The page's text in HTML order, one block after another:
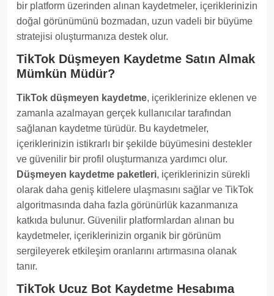
bir platform üzerinden alınan kaydetmeler, içeriklerinizin
doğal görünümünü bozmadan, uzun vadeli bir büyüme
stratejisi oluşturmanıza destek olur.
TikTok Düşmeyen Kaydetme Satın Almak
Mümkün Müdür?
TikTok düşmeyen kaydetme, içeriklerinize eklenen ve
zamanla azalmayan gerçek kullanıcılar tarafından
sağlanan kaydetme türüdür. Bu kaydetmeler,
içeriklerinizin istikrarlı bir şekilde büyümesini destekler
ve güvenilir bir profil oluşturmanıza yardımcı olur.
Düşmeyen kaydetme paketleri, içeriklerinizin sürekli
olarak daha geniş kitlelere ulaşmasını sağlar ve TikTok
algoritmasında daha fazla görünürlük kazanmanıza
katkıda bulunur. Güvenilir platformlardan alınan bu
kaydetmeler, içeriklerinizin organik bir görünüm
sergileyerek etkileşim oranlarını artırmasına olanak
tanır.
TikTok Ucuz Bot Kaydetme Hesabıma